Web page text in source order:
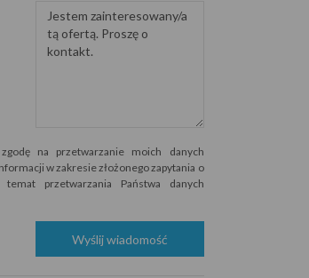
na przetwarzanie moich danych
w zakresie złożonego zapytania o
przetwarzania Państwa danych
Wyślij wiadomość